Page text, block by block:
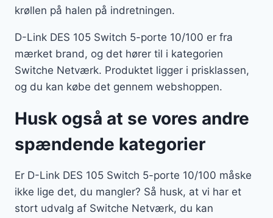
krøllen på halen på indretningen.
D-Link DES 105 Switch 5-porte 10/100 er fra
mærket brand, og det hører til i kategorien
Switche Netværk. Produktet ligger i prisklassen,
og du kan købe det gennem webshoppen.
Husk også at se vores andre
spændende kategorier
Er D-Link DES 105 Switch 5-porte 10/100 måske
ikke lige det, du mangler? Så husk, at vi har et
stort udvalg af Switche Netværk, du kan